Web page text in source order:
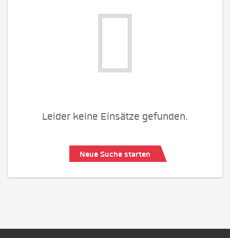
Leider keine Einsätze gefunden.
Neue Suche starten